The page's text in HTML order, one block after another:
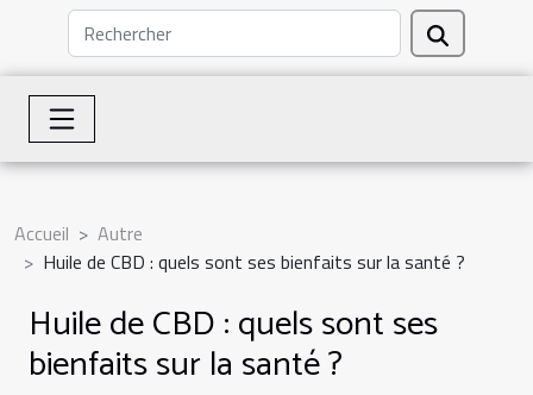
Accueil
Autre
Huile de CBD : quels sont ses bienfaits sur la santé ?
Huile de CBD : quels sont ses
bienfaits sur la santé ?